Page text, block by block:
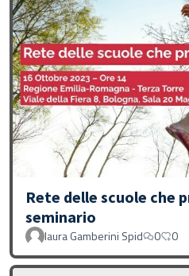
Rete delle scuole che
seminario
laura Gamberini Spid 0 0